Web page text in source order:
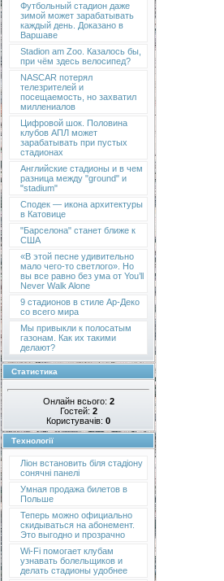
Футбольный стадион даже
зимой может зарабатывать
каждый день. Доказано в
Варшаве
Stadion am Zoo. Казалось бы,
при чём здесь велосипед?
NASCAR потерял
телезрителей и
посещаемость, но захватил
миллениалов
Цифровой шок. Половина
клубов АПЛ может
зарабатывать при пустых
стадионах
Английские стадионы и в чем
разница между "ground" и
"stadium"
Сподек — икона архитектуры
в Катовице
"Барселона" станет ближе к
США
«В этой песне удивительно
мало чего-то светлого». Но
вы все равно без ума от You’ll
Never Walk Alone
9 стадионов в стиле Ар-Деко
со всего мира
Мы привыкли к полосатым
газонам. Как их такими
делают?
Статистика
Онлайн всього: 2
Гостей: 2
Користувачів: 0
Технології
Ліон встановить біля стадіону
сонячні панелі
Умная продажа билетов в
Польше
Теперь можно официально
скидываться на абонемент.
Это выгодно и прозрачно
Wi-Fi помогает клубам
узнавать болельщиков и
делать стадионы удобнее